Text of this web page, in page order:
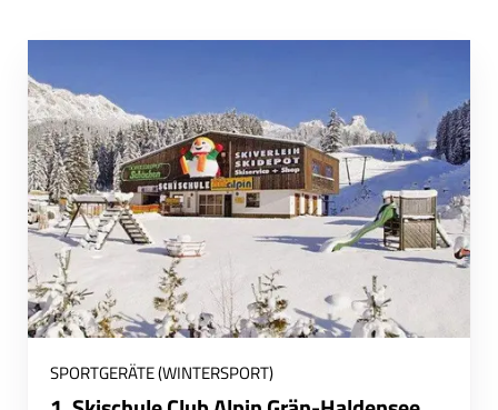
SPORTGERÄTE (WINTERSPORT)